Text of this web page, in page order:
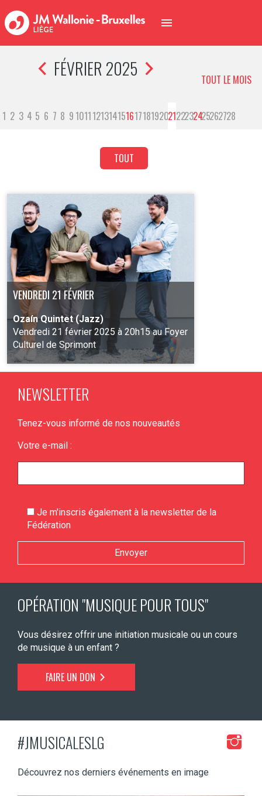
TOUT LE MOIS
FÉVRIER 2025
1 2 3 4 5 6 7 8 9 10111213141516171819202122232425262728
TOUT
VENDREDI 21 FÉVRIER
Ozaín Quintet (Jazz)
Vendredi 21 février 2025 à 20h15 au Foyer
Culturel de Sprimont
NEWSLETTER
Tenez-vous informé de nos nouveautés
Votre e-mail :
Je m'inscris également à la newsletter de la
Fédération
OPÉRATION "MUSIQUE POUR TOUS"
Vous désirez offrir une initiation musicale ou un cours
de musique à un enfant ?
FAIRE UN DON
#JMUSICALESLG
Découvrez nos derniers événements en image